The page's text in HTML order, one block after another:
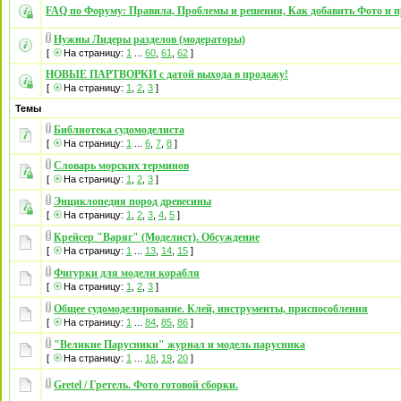
FAQ по Форуму: Правила, Проблемы и решения, Как добавить Фото и
Нужны Лидеры разделов (модераторы)
[ На страницу: 1 60 61 62 ]
НОВЫЕ ПАРТВОРКИ с датой выхода в продажу!
[ На страницу: 1 2 3 ]
Темы
Библиотека судомоделиста
[ На страницу: 1 6 7 8 ]
Словарь морских терминов
[ На страницу: 1 2 3 ]
Энциклопедия пород древесины
[ На страницу: 1 2 3 4 5 ]
Крейсер "Варяг" (Моделист). Обсуждение
[ На страницу: 1 13 14 15 ]
Фигурки для модели корабля
[ На страницу: 1 2 3 ]
Общее судомоделирование. Клей, инструменты, приспособления
[ На страницу: 1 84 85 86 ]
"Великие Парусники" журнал и модель парусника
[ На страницу: 1 18 19 20 ]
Gretel / Гретель. Фото готовой сборки.